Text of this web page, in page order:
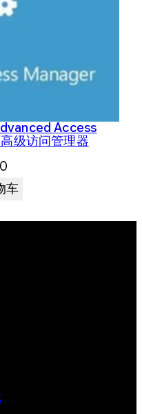
Access
级访问管理器
车